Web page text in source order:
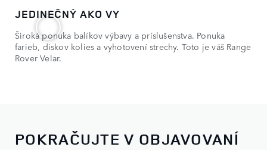
JEDINEČNÝ AKO VY
Široká ponuka balíkov výbavy a príslušenstva. Ponuka
farieb, diskov kolies a vyhotovení strechy. Toto je váš Range
Rover Velar.
POKRAČUJTE V OBJAVOVANÍ